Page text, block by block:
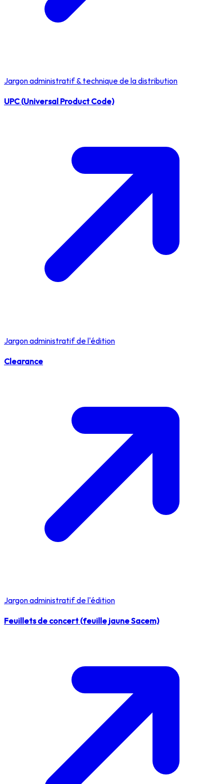
Jargon administratif & technique de la distribution
UPC (Universal Product Code)
Jargon administratif de l'édition
Clearance
Jargon administratif de l'édition
Feuillets de concert (feuille jaune Sacem)